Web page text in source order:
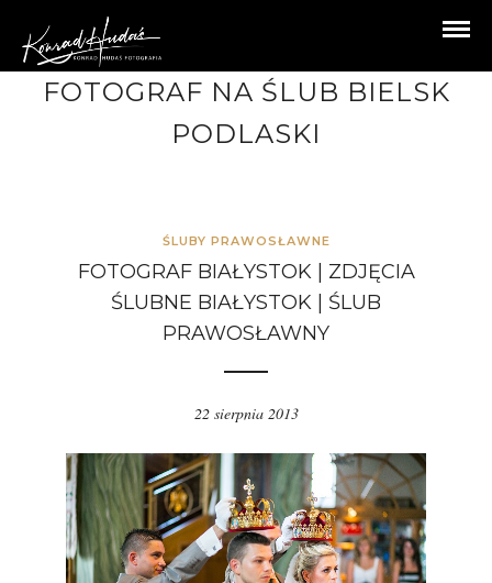
FOTOGRAF NA ŚLUB BIELSK
PODLASKI
ŚLUBY PRAWOSŁAWNE
FOTOGRAF BIAŁYSTOK | ZDJĘCIA
ŚLUBNE BIAŁYSTOK | ŚLUB
PRAWOSŁAWNY
22 sierpnia 2013